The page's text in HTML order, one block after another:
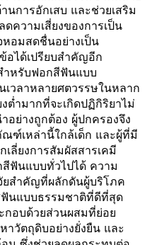
การอักเสบ และช่วยเสริม
ความเสี่ยงของการเป็น
อมสดชื่นอย่างเป็น
อได้เปรียบสำคัญอีก
ำหรับฟอกสีฟันแบบ
เวลาหลายศตวรรษในหลาก
ำมากที่จะเกิดปฏิกิริยาไม่
ย่างถูกต้อง ผู้ปกครองจึง
ฑ์เหล่านี้ใกล้เด็ก และผู้ที่มี
ลี่ยงการสัมผัสสารเคมี
ฟันแบบทั่วไปได้ ความ
ยสำคัญที่ผลักดันผู้บริโภค
นแบบธรรมชาติที่ดีที่สุด
อบด้วยส่วนผสมที่ย่อย
วัตถุดิบอย่างยั่งยืน และ